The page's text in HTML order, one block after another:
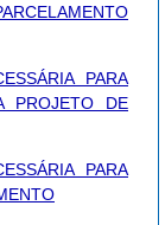
PARA
PROJETO DE
PARA